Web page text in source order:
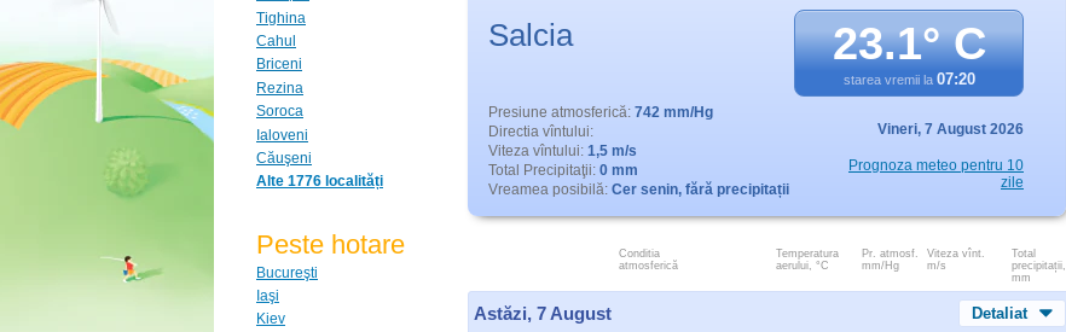
Tighina
Cahul
Briceni
Rezina
Soroca
Ialoveni
Căuşeni
Alte 1776 localități
Peste hotare
Bucureşti
Iaşi
Kiev
Salcia 23.1° C
starea vremii la 07:20
Presiune atmosferică: 742 mm/Hg
Directia vîntului:
Viteza vîntului: 1,5 m/s
Total Precipitaţii: 0 mm
Vreamea posibilă: Cer senin, fără precipitații
Vineri, 7 August 2026
Prognoza meteo pentru 10
zile
Conditia
atmosferică
Temperatura
aerului, °C
Pr. atmosf.
mm/Hg
Viteza vînt.
m/s
Total
precipitații,
mm
Astăzi, 7 August Detaliat